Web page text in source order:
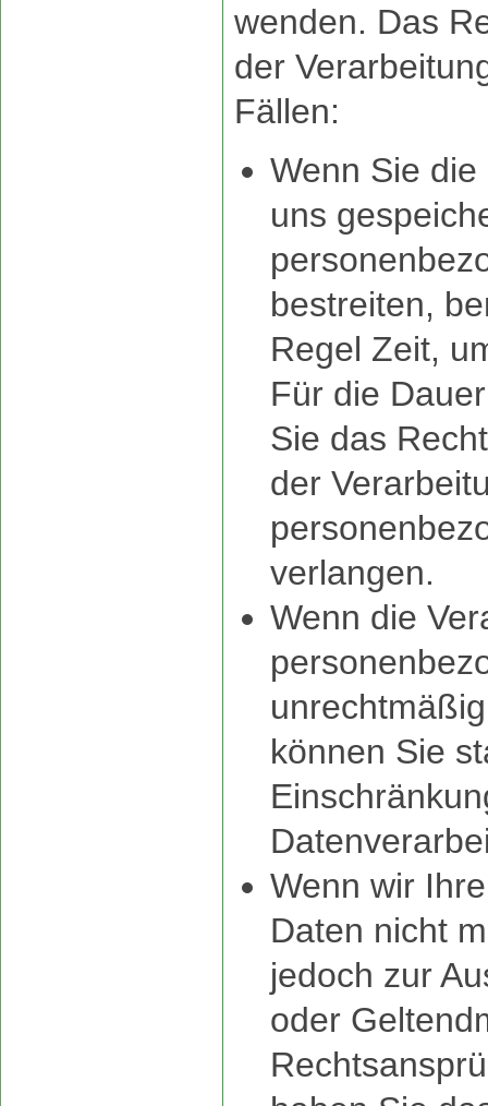
wenden. Das
der
Fällen:
Wenn Sie
uns
bestreiten,
Regel Zeit,
Für die
Sie das
der
verlangen.
Wenn die
können Sie
Wenn wir
Daten nicht
jedoch zur
oder